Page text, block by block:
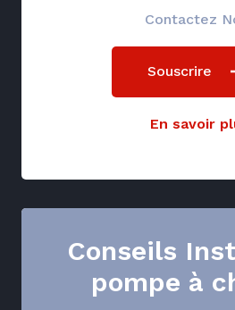
Contactez
Souscrire
En savoir
Conseils
pompe à